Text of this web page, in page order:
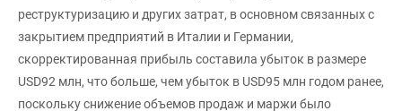
реструктуризацию и других затрат, в основном связанных с
закрытием предприятий в Италии и Германии,
скорректированная прибыль составила убыток в размере
USD92 млн, что больше, чем убыток в USD95 млн годом ранее,
поскольку снижение объемов продаж и маржи было